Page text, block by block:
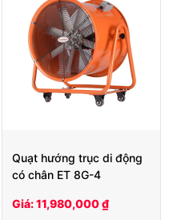
Quạt hướng trục di động
có chân ET 8G-4
Giá: 11,980,000 ₫